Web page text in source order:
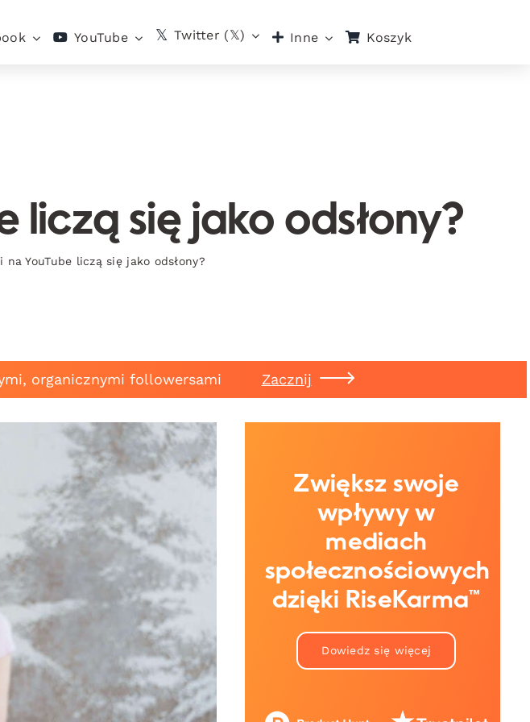
YouTube Twitter (𝕏) Inne Koszyk
liczą się jako odsłony?
na YouTube liczą się jako odsłony?
organicznymi followersami Zacznij
Zwiększ swoje
wpływy w
mediach
społecznościowych
dzięki RiseKarma™
Dowiedz się więcej